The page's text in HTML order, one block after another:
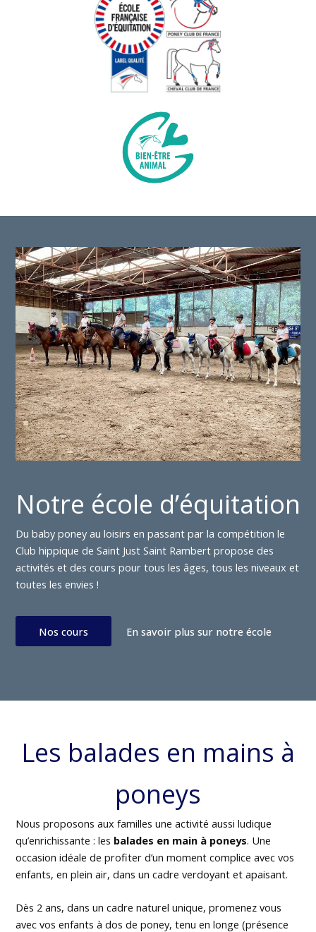
Notre école d’équitation
Du baby poney au loisirs en passant par la compétition le
Club hippique de Saint Just Saint Rambert propose des
activités et des cours pour tous les âges, tous les niveaux et
toutes les envies !
Nos cours En savoir plus sur notre école
Les balades en mains à
poneys
Nous proposons aux familles une activité aussi ludique
qu’enrichissante : les balades en main à poneys. Une
occasion idéale de profiter d’un moment complice avec vos
enfants, en plein air, dans un cadre verdoyant et apaisant.
Dès 2 ans, dans un cadre naturel unique, promenez vous
avec vos enfants à dos de poney, tenu en longe (présence